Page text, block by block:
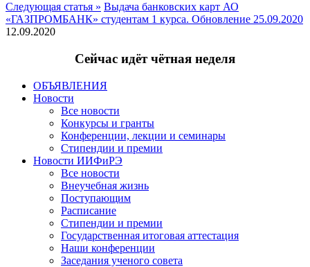
Следующая статья » Выдача банковских карт АО
«ГАЗПРОМБАНК» студентам 1 курса. Обновление 25.09.2020
12.09.2020
Сейчас идёт чётная неделя
ОБЪЯВЛЕНИЯ
Новости
Все новости
Конкурсы и гранты
Конференции, лекции и семинары
Стипендии и премии
Новости ИИФиРЭ
Все новости
Внеучебная жизнь
Поступающим
Расписание
Стипендии и премии
Государственная итоговая аттестация
Наши конференции
Заседания ученого совета